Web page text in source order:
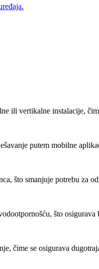
ili vertikalne instalacije,
putem mobilne
što smanjuje potrebu za
što osigurava
čime se osigurava